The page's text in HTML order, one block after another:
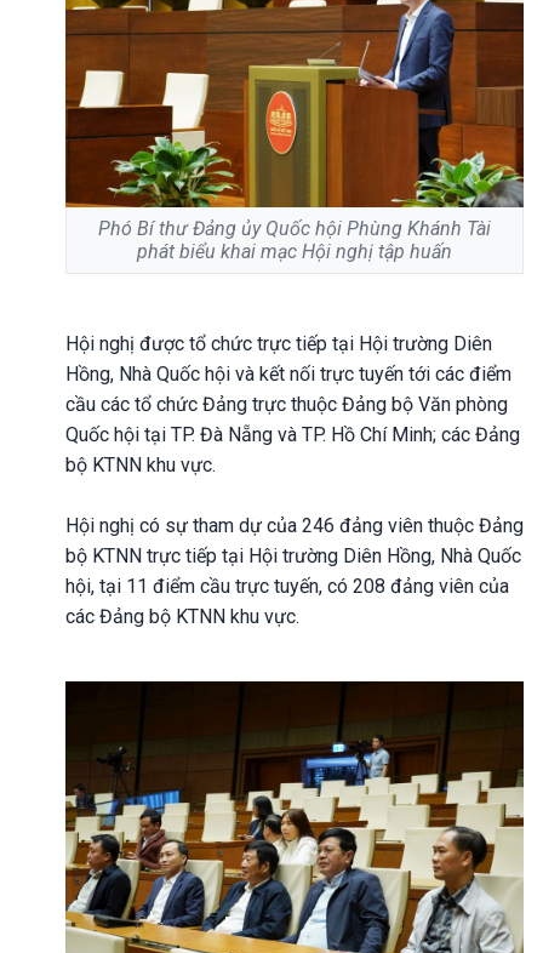
Phó Bí thư Đảng ủy Quốc hội Phùng Khánh Tài
phát biểu khai mạc Hội nghị tập huấn
Hội nghị được tổ chức trực tiếp tại Hội trường Diên
Hồng, Nhà Quốc hội và kết nối trực tuyến tới các điểm
cầu các tổ chức Đảng trực thuộc Đảng bộ Văn phòng
Quốc hội tại TP. Đà Nẵng và TP. Hồ Chí Minh; các Đảng
bộ KTNN khu vực.
Hội nghị có sự tham dự của 246 đảng viên thuộc Đảng
bộ KTNN trực tiếp tại Hội trường Diên Hồng, Nhà Quốc
hội, tại 11 điểm cầu trực tuyến, có 208 đảng viên của
các Đảng bộ KTNN khu vực.